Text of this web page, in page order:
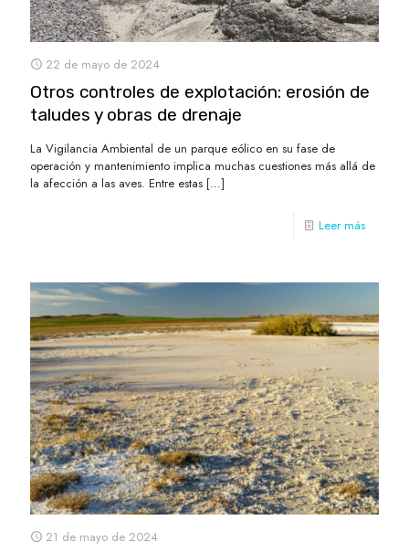
22 de mayo de 2024
Otros controles de explotación: erosión de
taludes y obras de drenaje
La Vigilancia Ambiental de un parque eólico en su fase de
operación y mantenimiento implica muchas cuestiones más allá de
la afección a las aves. Entre estas […]
Leer más
21 de mayo de 2024